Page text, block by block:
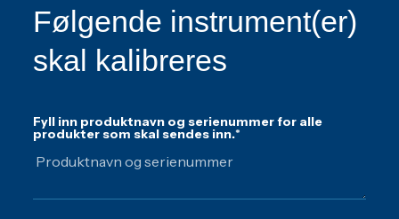
Følgende instrument(er)
skal kalibreres
Fyll inn produktnavn og serienummer for alle
produkter som skal sendes inn.*